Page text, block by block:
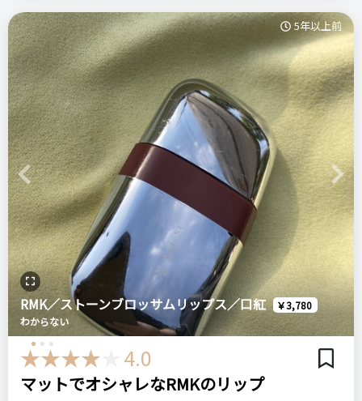
価格
4,620円
場所
百貨店
ルナソル デパコス 口紅 リップ グロス
＼ショップで商品を探す／
ステマっぽい
コメント（0 件）
リピート回数・頻度
3回目
次回のリピート予定
次回もリピートしたい◎
ログイン
良いところ
安くて塗りやすくて乾燥しないところ。
悪いところ（残念）
マスクをつけると色が落ちやすい
注意点
見た目の色ほど濃くはつきません
おすすめする人・おすすめしない人
プチプラの乾燥しない口紅を探している人におすすめです。
ンとするような嫌な感じはなく、何だかおいしそう笑
でも生姜が苦手だと苦手な人もいると思います。
パッケージもシンプルオシャレなシロらしいデザインでとても
好みです。
塗り心地や保湿力も結構良いです。
SHIRO シロ
ジンジャーリップスティック (9102)
リピート回数・頻度
はじめて
次回のリピート予定
次回もリピートしたい◎
良いところ
色味がおしゃれ、パッケージがおしゃれ、塗り心地が良い、発
色が良い
Previous Next
5年以上前
RMK／ストーンブロッサムリップス／口紅
￥3,780
わからない
4.0
マットでオシャレなRMKのリップ